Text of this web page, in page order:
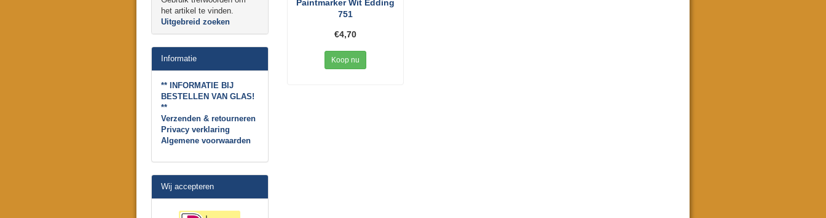
Paintmarker Wit Edding
751
€4,70
Koop nu
het artikel te vinden.
Uitgebreid zoeken
Informatie
** INFORMATIE BIJ
BESTELLEN VAN GLAS!
**
Verzenden & retourneren
Privacy verklaring
Algemene voorwaarden
Wij accepteren